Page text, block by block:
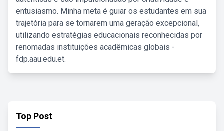
entusiasmo. Minha meta é guiar os estudantes em sua
trajetória para se tornarem uma geração excepcional,
utilizando estratégias educacionais reconhecidas por
renomadas instituições acadêmicas globais -
fdp.aau.edu.et.
Top Post